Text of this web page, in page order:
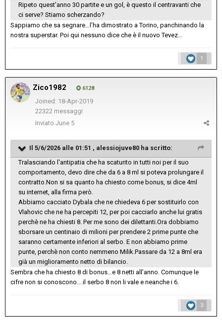
Ripeto quest'anno 30 partite e un gol, è questo il centravanti che
ci serve? Stiamo scherzando?
Sappiamo che sa segnare…l’ha dimostrato a Torino, panchinando la
nostra superstar. Poi qui nessuno dice che è il nuovo Tevez…
1
Zico1982 6128
Joined: 18-Apr-2019
22322 messaggi
Inviato June 5
Il 5/6/2026 alle 01:51 , alessiojuve80 ha scritto:
Tralasciando l'antipatia che ha scaturito in tutti noi per il suo
comportamento, devo dire che da 6 a 8 ml si poteva prolungare il
contratto.Non si sa quanto ha chiesto come bonus, si dice 4ml
su internet, alla firma però.
Abbiamo cacciato Dybala che ne chiedeva 6 per sostituirlo con
Vlahovic che ne ha percepiti 12, per poi cacciarlo anche lui gratis
perchè ne ha chiesti 8. Per me sono dei dilettanti.Ora dobbiamo
sborsare un centinaio di milioni per prendere 2 prime punte che
saranno certamente inferiori al serbo. E non abbiamo prime
punte, perchè non conto nemmeno Milik.Passare da 12 a 8ml era
già un miglioramento netto di bilancio.
Sembra che ha chiesto 8 di bonus…e 8 netti all’anno. Comunque le
cifre non si conoscono….il serbo 8 non li vale e neanche i 6.
3